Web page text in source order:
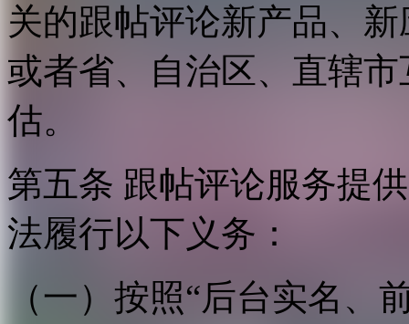
关的跟帖评论新产品、
或者省、自治区、直辖
估。
第五条 跟帖评论服务提
法履行以下义务：
（一）按照“后台实名、